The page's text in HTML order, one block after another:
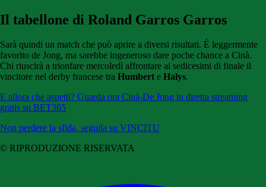
Il tabellone di Roland Garros Garros
Sarà quindi un match che può aprire a diversi risultati. È leggermente
favorito de Jong, ma sarebbe ingeneroso dare poche chance a Cinà.
Chi riuscirà a trionfare mercoledì affrontare ai sedicesimi di finale il
vincitore nel derby francese tra Humbert e Halys.
E allora che aspetti? Guarda ora Cinà-De Jong in diretta streaming
gratis su BET365
Non perdere la sfida, seguila su VINCITU
© RIPRODUZIONE RISERVATA